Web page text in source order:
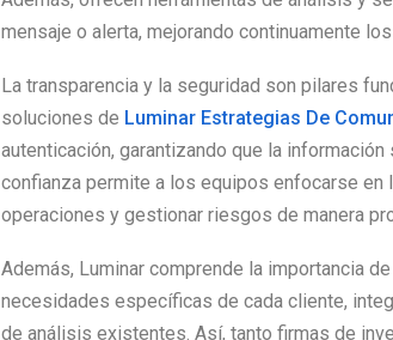
mensaje o alerta, mejorando continuamente
La transparencia y la seguridad son pilares
soluciones de Luminar Estrategias De
autenticación, garantizando que la
confianza permite a los equipos enfocarse en
operaciones y gestionar riesgos de manera
Además, Luminar comprende la importancia
necesidades específicas de cada cliente,
de análisis existentes. Así, tanto firmas de